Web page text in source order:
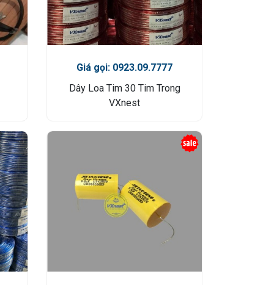
Giá gọi: 0923.09.7777
Dây Loa Tim 30 Tim Trong
VXnest